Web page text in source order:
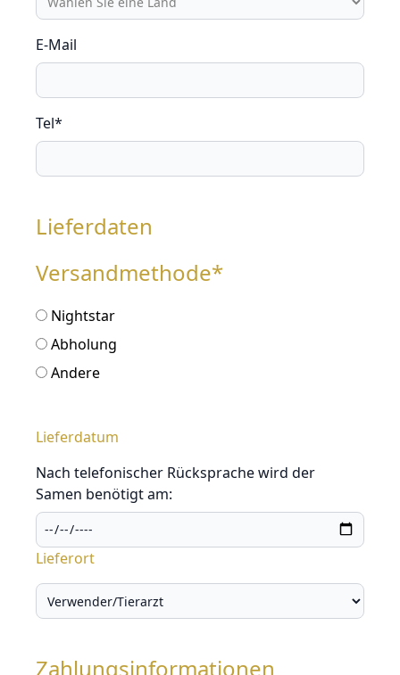
E-Mail
Tel*
Lieferdaten
Versandmethode*
Nightstar
Abholung
Andere
Lieferdatum
Nach telefonischer Rücksprache wird der
Samen benötigt am:
Lieferort
Zahlungsinformationen